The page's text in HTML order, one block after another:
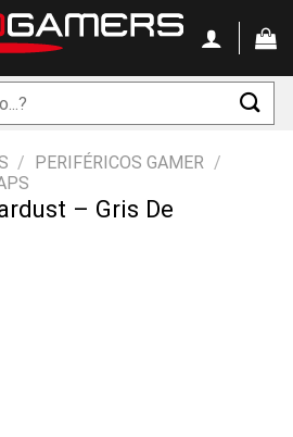
/ PERIFÉRICOS GAMER /
– Gris De